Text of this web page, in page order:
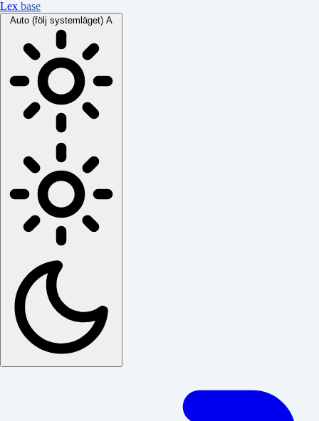
Lex base
Auto (följ systemläget) A